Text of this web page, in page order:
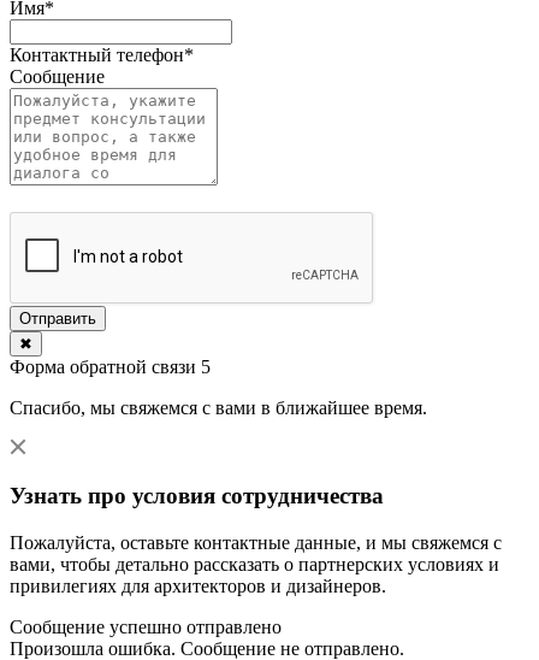
Имя*
Контактный телефон*
Сообщение
Отправить
✖
Форма обратной связи 5
Спасибо, мы свяжемся с вами в ближайшее время.
Узнать про условия сотрудничества
Пожалуйста, оставьте контактные данные, и мы свяжемся с
вами, чтобы детально рассказать о партнерских условиях и
привилегиях для архитекторов и дизайнеров.
Сообщение успешно отправлено
Произошла ошибка. Сообщение не отправлено.